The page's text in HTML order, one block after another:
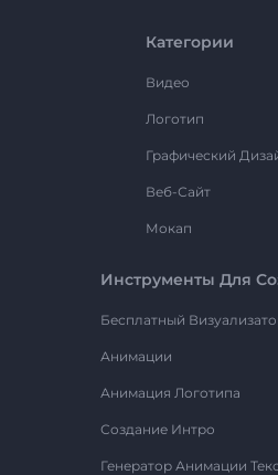
Категории
Видео
Логотип
Графический
Веб-Сайт
Мокап
Инструменты Для
Бесплатный
Анимации
Анимация Логотипа
Создание Интро
Генератор Анимации